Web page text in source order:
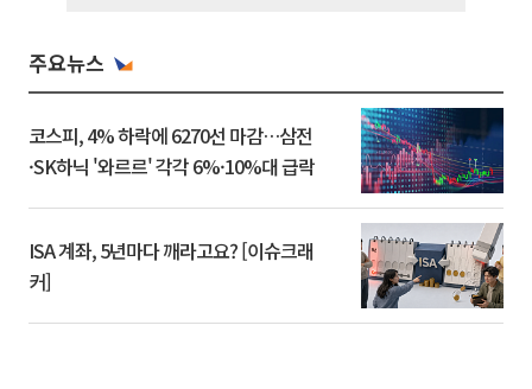
주요뉴스
코스피, 4% 하락에 6270선 마감…삼전
·SK하닉 '와르르' 각각 6%·10%대 급락
ISA 계좌, 5년마다 깨라고요? [이슈크래
커]